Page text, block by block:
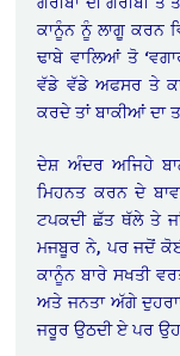
ਕਾਨੂੰਨ ਨੂੰ ਲਾਗੂ ਕਰਨ
ਢਾਬੇ ਵਾਲਿਆਂ ਤੋ
ਵੱਡੇ ਵੱਡੇ ਅਫਸਰ ਤੇ
ਕਰਦੇ ਤਾਂ ਬਾਕੀਆਂ ਦਾ
ਦੇਸ਼ ਅੰਦਰ ਅਜਿਹੇ
ਮਿਹਨਤ ਕਰਨ ਦੇ
ਟਪਕਦੀ ਛੱਤ ਥੱਲੇ ਤੇ
ਮਜਬੂਰ ਨੇ, ਪਰ ਜਦੋਂ
ਕਾਨੂੰਨ ਬਾਰੇ ਸਖਤੀ
ਅਤੇ ਜਨਤਾ ਅੱਗੇ
ਜਰੂਰ ਉਠਦੀ ਏ ਪਰ